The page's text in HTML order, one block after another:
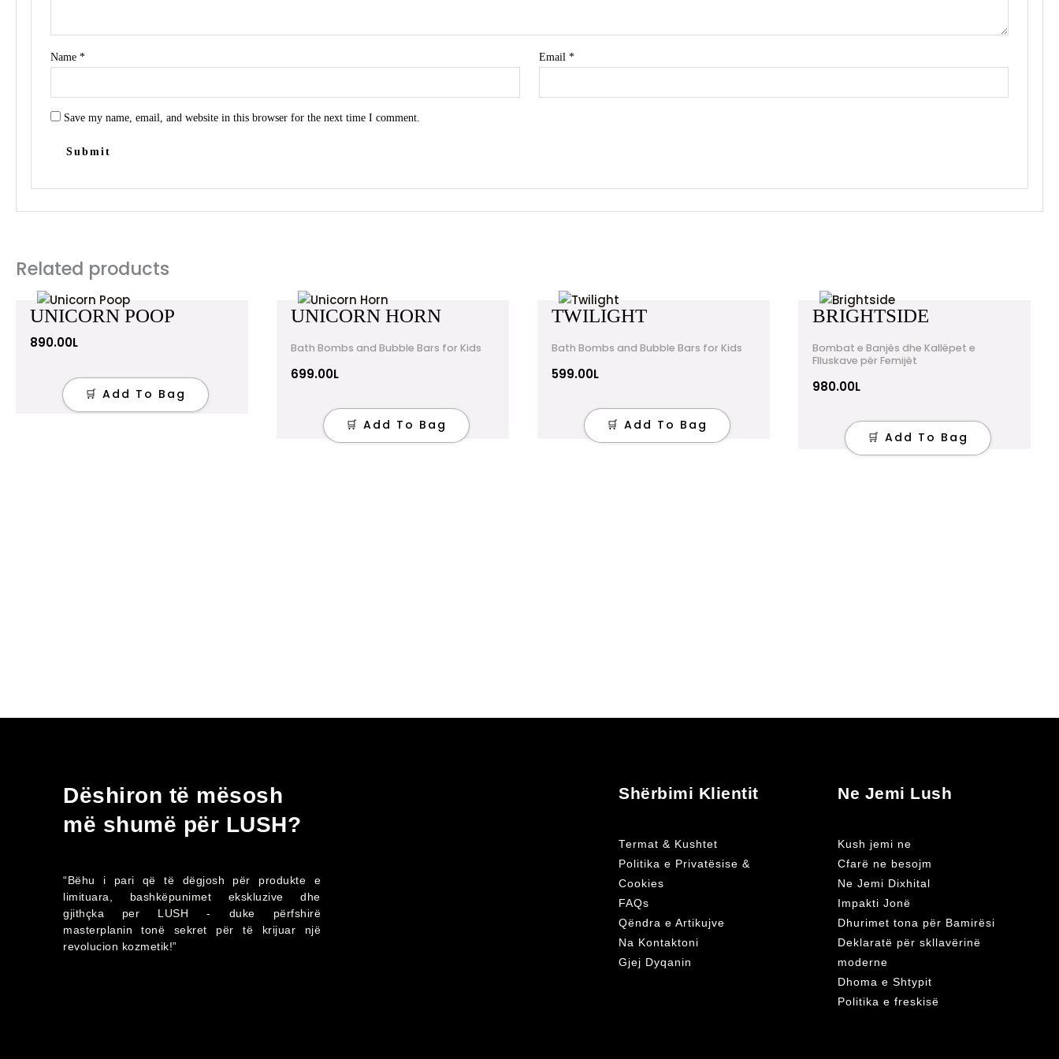
Name * Email*
Save my name, email, and website in this browser for the next time I comment.
Related products
UNICORN POOP
890.00L
🛒 Add To Bag
UNICORN HORN
Bath Bombs and Bubble Bars for Kids
699.00L
🛒 Add To Bag
TWILIGHT
Bath Bombs and Bubble Bars for Kids
599.00L
🛒 Add To Bag
BRIGHTSIDE
Bombat e Banjës dhe Kallëpet e
Flluskave për Femijët
980.00L
🛒 Add To Bag
Dëshiron të mësosh
më shumë për LUSH?
“Bëhu i pari që të dëgjosh për produkte e
limituara, bashkëpunimet ekskluzive dhe
gjithçka per LUSH - duke përfshirë
masterplanin tonë sekret për të krijuar një
revolucion kozmetik!”
Shërbimi Klientit
Termat & Kushtet
Politika e Privatësise &
Cookies
FAQs
Qëndra e Artikujve
Na Kontaktoni
Gjej Dyqanin
Ne Jemi Lush
Kush jemi ne
Cfarë ne besojm
Ne Jemi Dixhital
Impakti Jonë
Dhurimet tona për Bamirësi
Deklaratë për skllavërinë
moderne
Dhoma e Shtypit
Politika e freskisë